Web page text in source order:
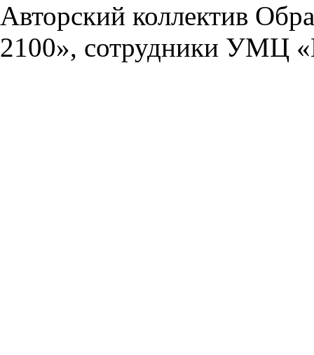
Авторский коллектив
2100», сотрудники УМЦ